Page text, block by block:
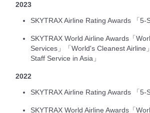
2023
SKYTRAX Airline Rating Awards 「5-
SKYTRAX World Airline Awards「
Services」「World's Cleanest Airline
Staff Service in Asia」
2022
SKYTRAX Airline Rating Awards 「5-
SKYTRAX World Airline Awards「